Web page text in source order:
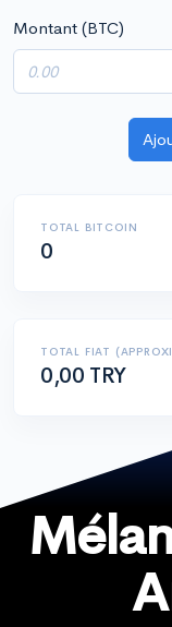
Montant (BTC)
TOTAL BITCOIN
0
TOTAL FIAT
0,00 TRY